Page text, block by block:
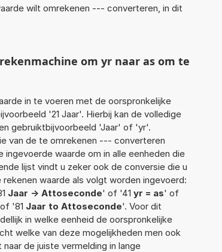
wilt omrekenen --- converteren, in dit
om yr naar as om te
in te voeren met de oorspronkelijke
'21 Jaar'. Hierbij kan de volledige
gebruiktbijvoorbeeld 'Jaar' of 'yr'.
van de te omrekenen --- converteren
waarde om in alle eenheden die
lijst vindt u zeker ook de conversie die u
waarde als volgt worden ingevoerd:
Jaar -> Attoseconde' of '41 yr = as' of
'81 Jaar to Attoseconde'. Voor dit
in welke eenheid de oorspronkelijke
welke van deze mogelijkheden men ook
de juiste vermelding in lange